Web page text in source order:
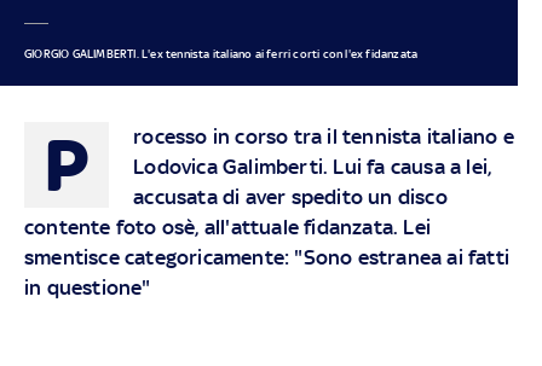
GIORGIO GALIMBERTI. L'ex tennista italiano ai ferri corti con l'ex fidanzata
P
rocesso in corso tra il tennista italiano e
Lodovica Galimberti. Lui fa causa a lei,
accusata di aver spedito un disco
contente foto osè, all'attuale fidanzata. Lei
smentisce categoricamente: "Sono estranea ai fatti
in questione"